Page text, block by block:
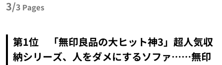
3/3 Pages
第1位 「無印良品の大ヒット神3」超人気収
納シリーズ、人をダメにするソファ……無印